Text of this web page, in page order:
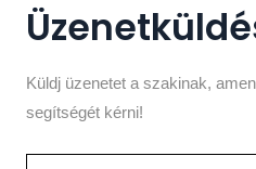
Küldj üzenetet a szakinak,
segítségét kérni!